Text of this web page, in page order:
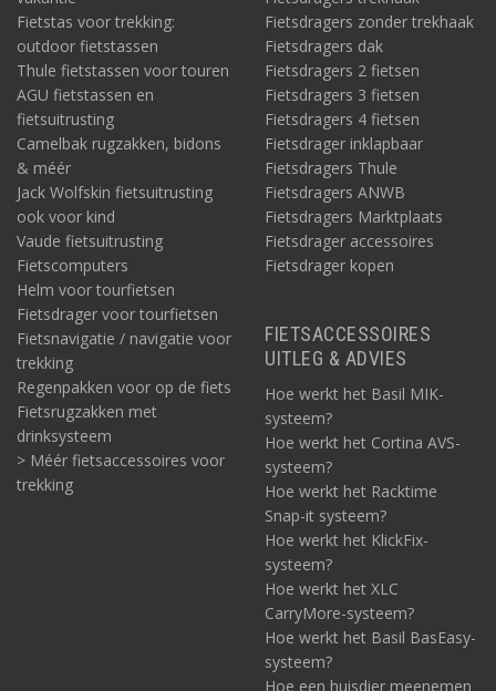
Fietstas voor trekking:
outdoor fietstassen
Thule fietstassen voor touren
AGU fietstassen en
fietsuitrusting
Camelbak rugzakken, bidons
& méér
Jack Wolfskin fietsuitrusting
ook voor kind
Vaude fietsuitrusting
Fietscomputers
Helm voor tourfietsen
Fietsdrager voor tourfietsen
Fietsnavigatie / navigatie voor
trekking
Regenpakken voor op de fiets
Fietsrugzakken met
drinksysteem
> Méér fietsaccessoires voor
trekking
Fietsdragers zonder trekhaak
Fietsdragers dak
Fietsdragers 2 fietsen
Fietsdragers 3 fietsen
Fietsdragers 4 fietsen
Fietsdrager inklapbaar
Fietsdragers Thule
Fietsdragers ANWB
Fietsdragers Marktplaats
Fietsdrager accessoires
Fietsdrager kopen
FIETSACCESSOIRES
UITLEG & ADVIES
Hoe werkt het Basil MIK-
systeem?
Hoe werkt het Cortina AVS-
systeem?
Hoe werkt het Racktime
Snap-it systeem?
Hoe werkt het KlickFix-
systeem?
Hoe werkt het XLC
CarryMore-systeem?
Hoe werkt het Basil BasEasy-
systeem?
Hoe een huisdier meenemen